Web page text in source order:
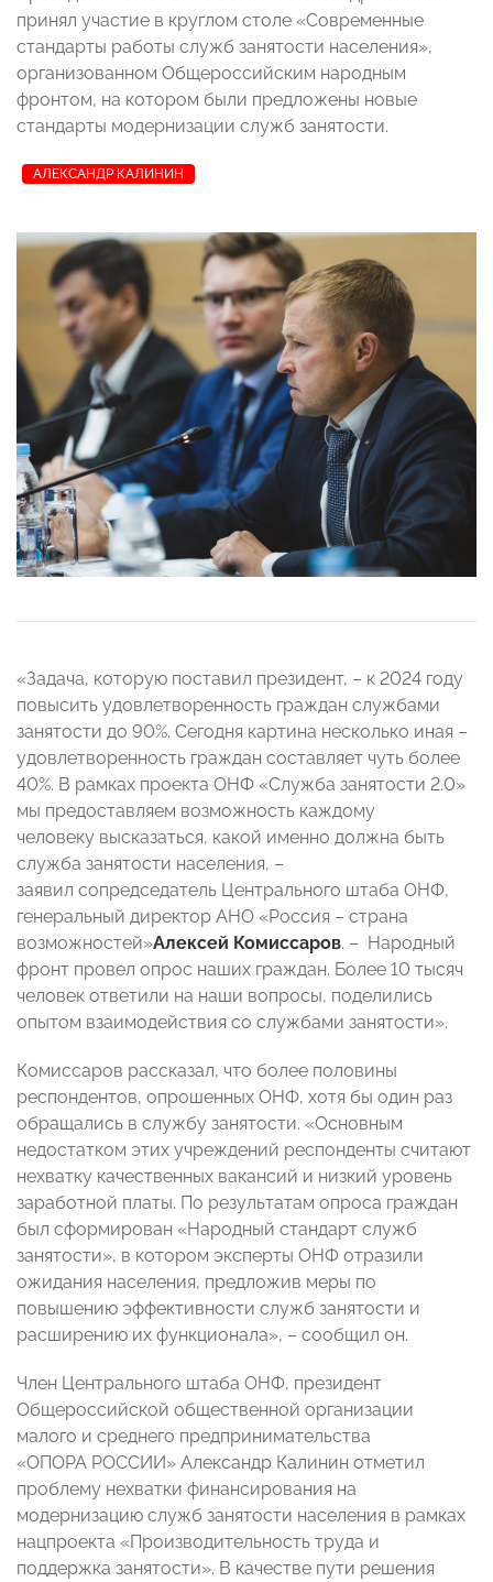
принял участие в круглом столе «Современные
стандарты работы служб занятости населения»,
организованном Общероссийским народным
фронтом, на котором были предложены новые
стандарты модернизации служб занятости.
АЛЕКСАНДР КАЛИНИН
«Задача, которую поставил президент, – к 2024 году
повысить удовлетворенность граждан службами
занятости до 90%. Сегодня картина несколько иная –
удовлетворенность граждан составляет чуть более
40%. В рамках проекта ОНФ «Служба занятости 2.0»
мы предоставляем возможность каждому
человеку высказаться, какой именно должна быть
служба занятости населения, –
заявил сопредседатель Центрального штаба ОНФ,
генеральный директор АНО «Россия – страна
возможностей»Алексей Комиссаров. – Народный
фронт провел опрос наших граждан. Более 10 тысяч
человек ответили на наши вопросы, поделились
опытом взаимодействия со службами занятости».
Комиссаров рассказал, что более половины
респондентов, опрошенных ОНФ, хотя бы один раз
обращались в службу занятости. «Основным
недостатком этих учреждений респонденты считают
нехватку качественных вакансий и низкий уровень
заработной платы. По результатам опроса граждан
был сформирован «Народный стандарт служб
занятости», в котором эксперты ОНФ отразили
ожидания населения, предложив меры по
повышению эффективности служб занятости и
расширению их функционала», – сообщил он.
Член Центрального штаба ОНФ, президент
Общероссийской общественной организации
малого и среднего предпринимательства
«ОПОРА РОССИИ» Александр Калинин отметил
проблему нехватки финансирования на
модернизацию служб занятости населения в рамках
нацпроекта «Производительность труда и
поддержка занятости». В качестве пути решения